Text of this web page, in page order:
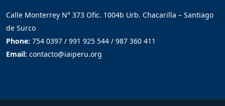
Calle Monterrey N° 373 Ofic. 1004b Urb. Chacarilla – Santiago
de Surco
Phone: 754 0397 / 991 925 544 / 987 360 411
Email: contacto@iaiperu.org